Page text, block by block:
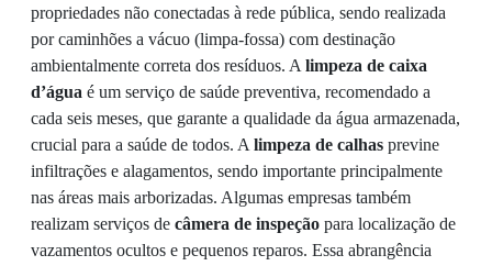
propriedades não conectadas à rede pública, sendo realizada
por caminhões a vácuo (limpa-fossa) com destinação
ambientalmente correta dos resíduos. A limpeza de caixa
d’água é um serviço de saúde preventiva, recomendado a
cada seis meses, que garante a qualidade da água armazenada,
crucial para a saúde de todos. A limpeza de calhas previne
infiltrações e alagamentos, sendo importante principalmente
nas áreas mais arborizadas. Algumas empresas também
realizam serviços de câmera de inspeção para localização de
vazamentos ocultos e pequenos reparos. Essa abrangência